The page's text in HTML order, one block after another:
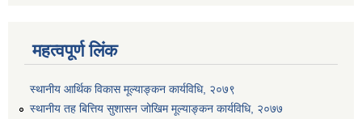
महत्वपूर्ण लिंक
स्थानीय आर्थिक विकास मूल्याङ्कन कार्यविधि, २०७९
स्थानीय तह बित्तिय सुशासन जोखिम मूल्याङ्कन कार्यविधि, २०७७